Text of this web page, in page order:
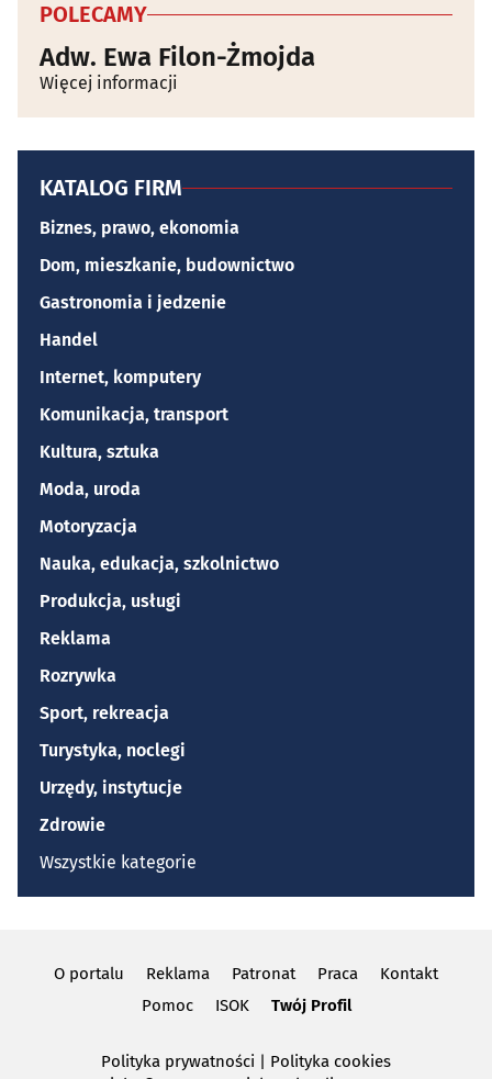
POLECAMY
Adw. Ewa Filon-Żmojda
Więcej informacji
KATALOG FIRM
Biznes, prawo, ekonomia
Dom, mieszkanie, budownictwo
Gastronomia i jedzenie
Handel
Internet, komputery
Komunikacja, transport
Kultura, sztuka
Moda, uroda
Motoryzacja
Nauka, edukacja, szkolnictwo
Produkcja, usługi
Reklama
Rozrywka
Sport, rekreacja
Turystyka, noclegi
Urzędy, instytucje
Zdrowie
Wszystkie kategorie
O portalu Reklama Patronat Praca
Kontakt
Pomoc
ISOK Twój Profil
Polityka prywatności
Polityka cookies